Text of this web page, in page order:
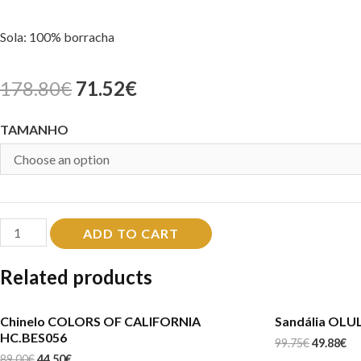
Sola: 100% borracha
178.80€ 71.52€
TAMANHO
Botins
EN
I21174
quantity
ADD TO CART
Related products
Chinelo COLORS OF CALIFORNIA
HC.BES056
Sandália
99.75€49.88€